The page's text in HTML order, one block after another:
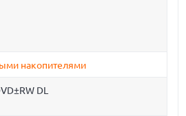
накопителями
DL